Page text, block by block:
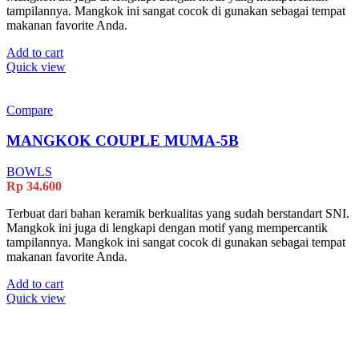
tampilannya. Mangkok ini sangat cocok di gunakan sebagai tempat
makanan favorite Anda.
Add to cart
Quick view
Compare
MANGKOK COUPLE MUMA-5B
BOWLS
Rp 34.600
Terbuat dari bahan keramik berkualitas yang sudah berstandart SNI.
Mangkok ini juga di lengkapi dengan motif yang mempercantik
tampilannya. Mangkok ini sangat cocok di gunakan sebagai tempat
makanan favorite Anda.
Add to cart
Quick view